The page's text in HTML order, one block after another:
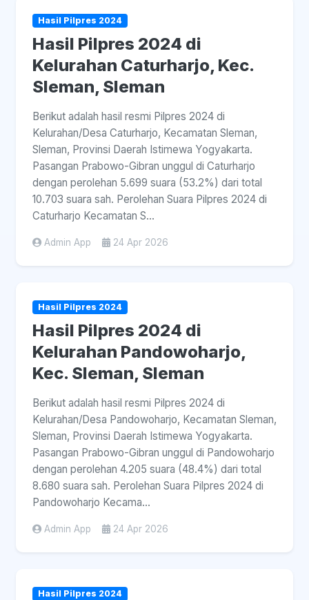
Hasil Pilpres 2024
Hasil Pilpres 2024 di
Kelurahan Caturharjo, Kec.
Sleman, Sleman
Berikut adalah hasil resmi Pilpres 2024 di
Kelurahan/Desa Caturharjo, Kecamatan Sleman,
Sleman, Provinsi Daerah Istimewa Yogyakarta.
Pasangan Prabowo-Gibran unggul di Caturharjo
dengan perolehan 5.699 suara (53.2%) dari total
10.703 suara sah. Perolehan Suara Pilpres 2024 di
Caturharjo Kecamatan S...
Admin App 24 Apr 2026
Hasil Pilpres 2024
Hasil Pilpres 2024 di
Kelurahan Pandowoharjo,
Kec. Sleman, Sleman
Berikut adalah hasil resmi Pilpres 2024 di
Kelurahan/Desa Pandowoharjo, Kecamatan Sleman,
Sleman, Provinsi Daerah Istimewa Yogyakarta.
Pasangan Prabowo-Gibran unggul di Pandowoharjo
dengan perolehan 4.205 suara (48.4%) dari total
8.680 suara sah. Perolehan Suara Pilpres 2024 di
Pandowoharjo Kecama...
Admin App 24 Apr 2026
Hasil Pilpres 2024